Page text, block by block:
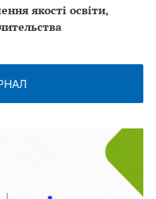
якості освіти,